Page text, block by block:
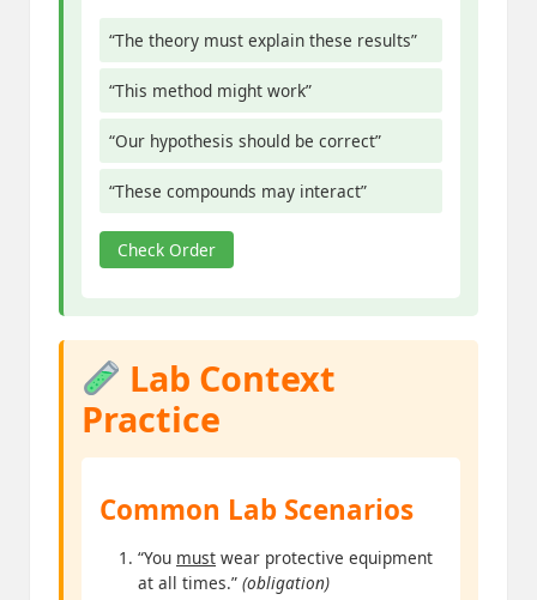
“The theory must explain these results”
“This method might work”
“Our hypothesis should be correct”
“These compounds may interact”
Check Order
Lab Context
Practice
Common Lab Scenarios
“You must wear protective equipment
at all times.” (obligation)